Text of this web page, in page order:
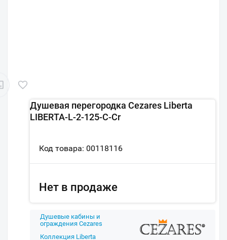
Душевая перегородка Cezares Liberta
LIBERTA-L-2-125-C-Cr
Код товара: 00118116
Нет в продаже
Душевые кабины и
ограждения Cezares
Коллекция Liberta